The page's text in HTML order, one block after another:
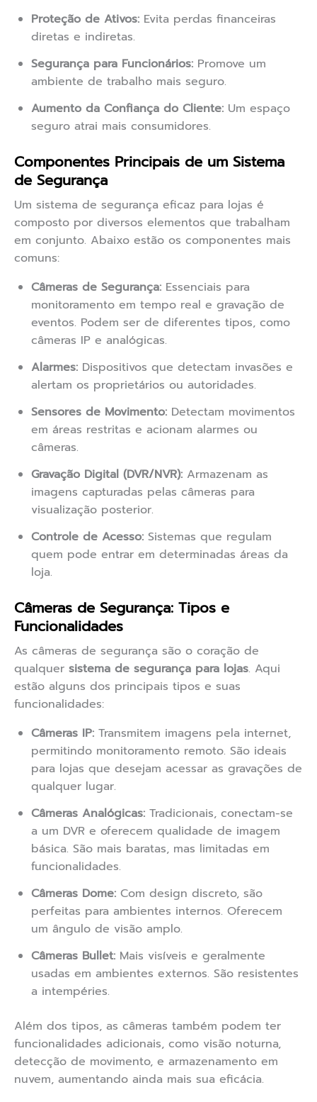
Proteção de Ativos: Evita perdas financeiras
diretas e indiretas.
Segurança para Funcionários: Promove um
ambiente de trabalho mais seguro.
Aumento da Confiança do Cliente: Um espaço
seguro atrai mais consumidores.
Componentes Principais de um Sistema
de Segurança
Um sistema de segurança eficaz para lojas é
composto por diversos elementos que trabalham
em conjunto. Abaixo estão os componentes mais
comuns:
Câmeras de Segurança: Essenciais para
monitoramento em tempo real e gravação de
eventos. Podem ser de diferentes tipos, como
câmeras IP e analógicas.
Alarmes: Dispositivos que detectam invasões e
alertam os proprietários ou autoridades.
Sensores de Movimento: Detectam movimentos
em áreas restritas e acionam alarmes ou
câmeras.
Gravação Digital (DVR/NVR): Armazenam as
imagens capturadas pelas câmeras para
visualização posterior.
Controle de Acesso: Sistemas que regulam
quem pode entrar em determinadas áreas da
loja.
Câmeras de Segurança: Tipos e
Funcionalidades
As câmeras de segurança são o coração de
qualquer sistema de segurança para lojas. Aqui
estão alguns dos principais tipos e suas
funcionalidades:
Câmeras IP: Transmitem imagens pela internet,
permitindo monitoramento remoto. São ideais
para lojas que desejam acessar as gravações de
qualquer lugar.
Câmeras Analógicas: Tradicionais, conectam-se
a um DVR e oferecem qualidade de imagem
básica. São mais baratas, mas limitadas em
funcionalidades.
Câmeras Dome: Com design discreto, são
perfeitas para ambientes internos. Oferecem
um ângulo de visão amplo.
Câmeras Bullet: Mais visíveis e geralmente
usadas em ambientes externos. São resistentes
a intempéries.
Além dos tipos, as câmeras também podem ter
funcionalidades adicionais, como visão noturna,
detecção de movimento, e armazenamento em
nuvem, aumentando ainda mais sua eficácia.